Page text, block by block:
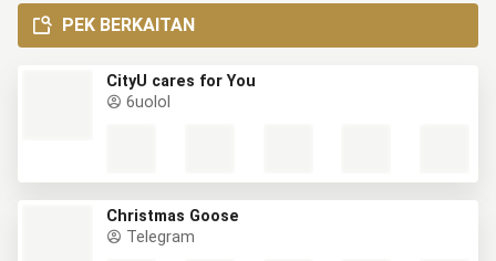
PEK BERKAITAN
CityU cares for You
6uolol
Christmas Goose
Telegram